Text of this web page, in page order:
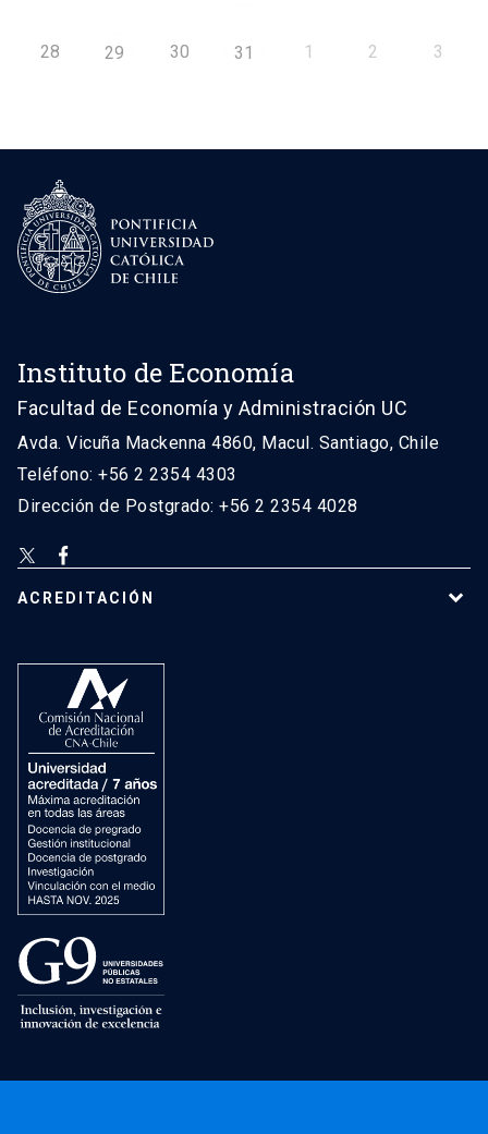
28 29 30 31 1 2 3
Instituto de Economía
Facultad de Economía y Administración UC
Avda. Vicuña Mackenna 4860, Macul. Santiago, Chile
Teléfono: +56 2 2354 4303
Dirección de Postgrado: +56 2 2354 4028
ACREDITACIÓN